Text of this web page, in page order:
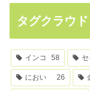
タグクラウド
インコ 58
におい 26